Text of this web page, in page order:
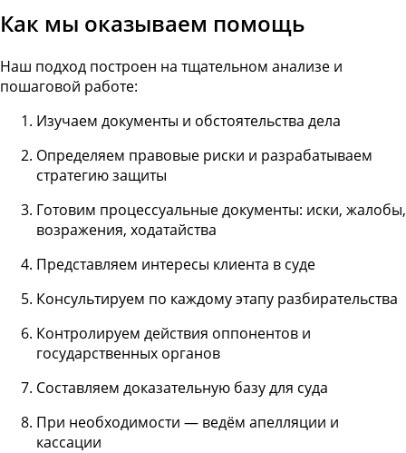
Как мы оказываем помощь
Наш подход построен на тщательном анализе и
пошаговой работе:
Изучаем документы и обстоятельства дела
Определяем правовые риски и разрабатываем
стратегию защиты
Готовим процессуальные документы: иски, жалобы,
возражения, ходатайства
Представляем интересы клиента в суде
Консультируем по каждому этапу разбирательства
Контролируем действия оппонентов и
государственных органов
Составляем доказательную базу для суда
При необходимости — ведём апелляции и
кассации